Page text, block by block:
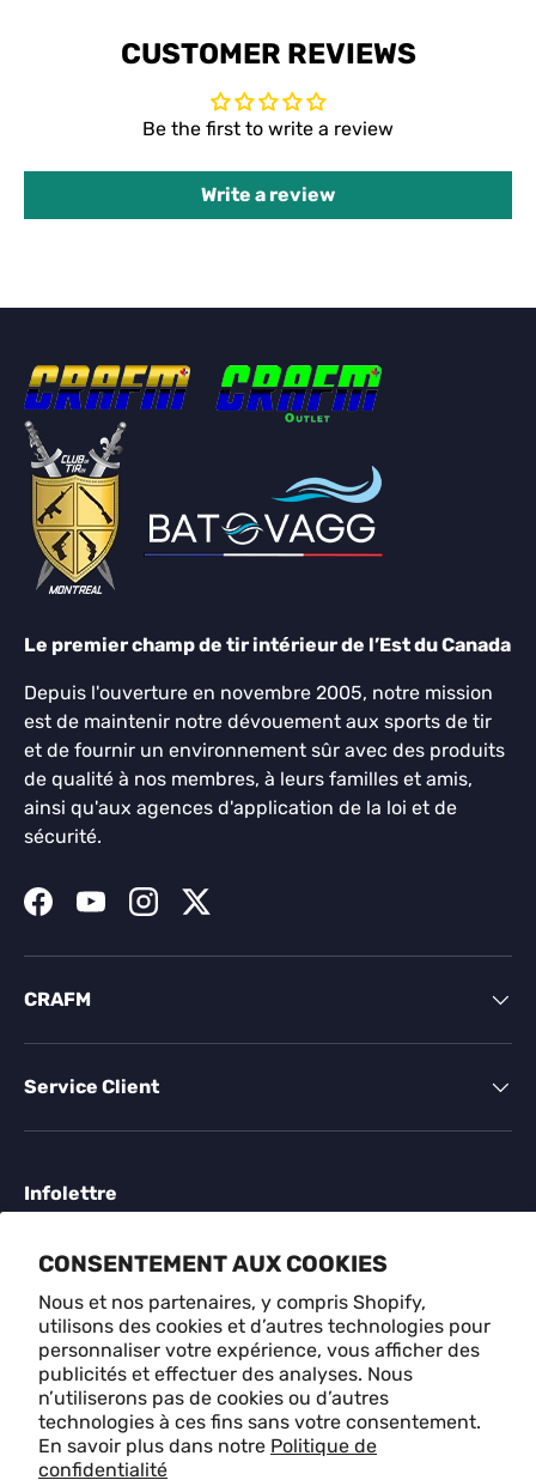
CONSENTEMENT AUX COOKIES
Nous et nos partenaires, y compris Shopify,
utilisons des cookies et d’autres technologies pour
personnaliser votre expérience, vous afficher des
publicités et effectuer des analyses. Nous
n’utiliserons pas de cookies ou d’autres
technologies à ces fins sans votre consentement.
En savoir plus dans notre Politique de
confidentialité
CUSTOMER REVIEWS
Be the first to write a review
Write a review
Le premier champ de tir intérieur de l’Est du Canada
Depuis l'ouverture en novembre 2005, notre mission
est de maintenir notre dévouement aux sports de tir
et de fournir un environnement sûr avec des produits
de qualité à nos membres, à leurs familles et amis,
ainsi qu'aux agences d'application de la loi et de
sécurité.
FacebookYouTubeInstagramTwitter
CRAFM
Service Client
Infolettre
originales, des événements et plus encore.
E-mail
Méthodes de paiement acceptées